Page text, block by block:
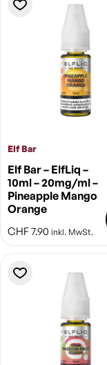
Elf Bar
Elf Bar – ElfLiq –
10ml – 20mg/ml –
Pineapple Mango
Orange
CHF7.90 inkl. MwSt.